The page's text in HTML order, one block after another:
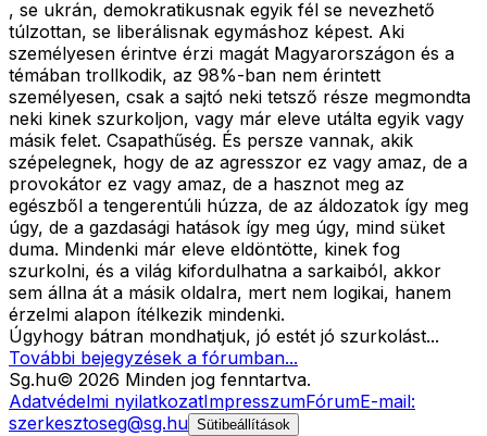
, se ukrán, demokratikusnak egyik fél se nevezhető
túlzottan, se liberálisnak egymáshoz képest. Aki
személyesen érintve érzi magát Magyarországon és a
témában trollkodik, az 98%-ban nem érintett
személyesen, csak a sajtó neki tetsző része megmondta
neki kinek szurkoljon, vagy már eleve utálta egyik vagy
másik felet. Csapathűség. És persze vannak, akik
szépelegnek, hogy de az agresszor ez vagy amaz, de a
provokátor ez vagy amaz, de a hasznot meg az
egészből a tengerentúli húzza, de az áldozatok így meg
úgy, de a gazdasági hatások így meg úgy, mind süket
duma. Mindenki már eleve eldöntötte, kinek fog
szurkolni, és a világ kifordulhatna a sarkaiból, akkor
sem állna át a másik oldalra, mert nem logikai, hanem
érzelmi alapon ítélkezik mindenki.
Úgyhogy bátran mondhatjuk, jó estét jó szurkolást...
További bejegyzések a fórumban...
Sg.hu© 2026 Minden jog fenntartva.
Adatvédelmi nyilatkozatImpresszumFórumE-mail:
szerkesztoseg@sg.hu Sütibeállítások